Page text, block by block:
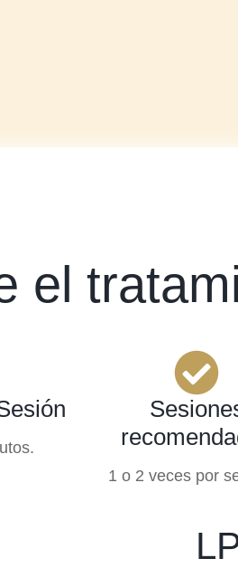
el
1 o 2 veces por